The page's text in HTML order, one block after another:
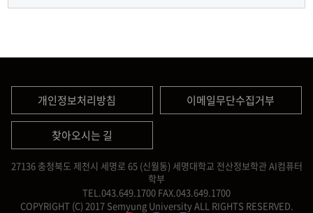
개인정보처리방침 이메일무단수집거부
찾아오시는 길
27136 충청북도 제천시 세명로 65 (신월동) 세명대학교 전산정보학관 AI컴퓨터
학부
TEL.043.649.1700 FAX.043.649.1700
COPYRIGHT (C) 2017 Semyung University ALL RIGHTS RESERVED.